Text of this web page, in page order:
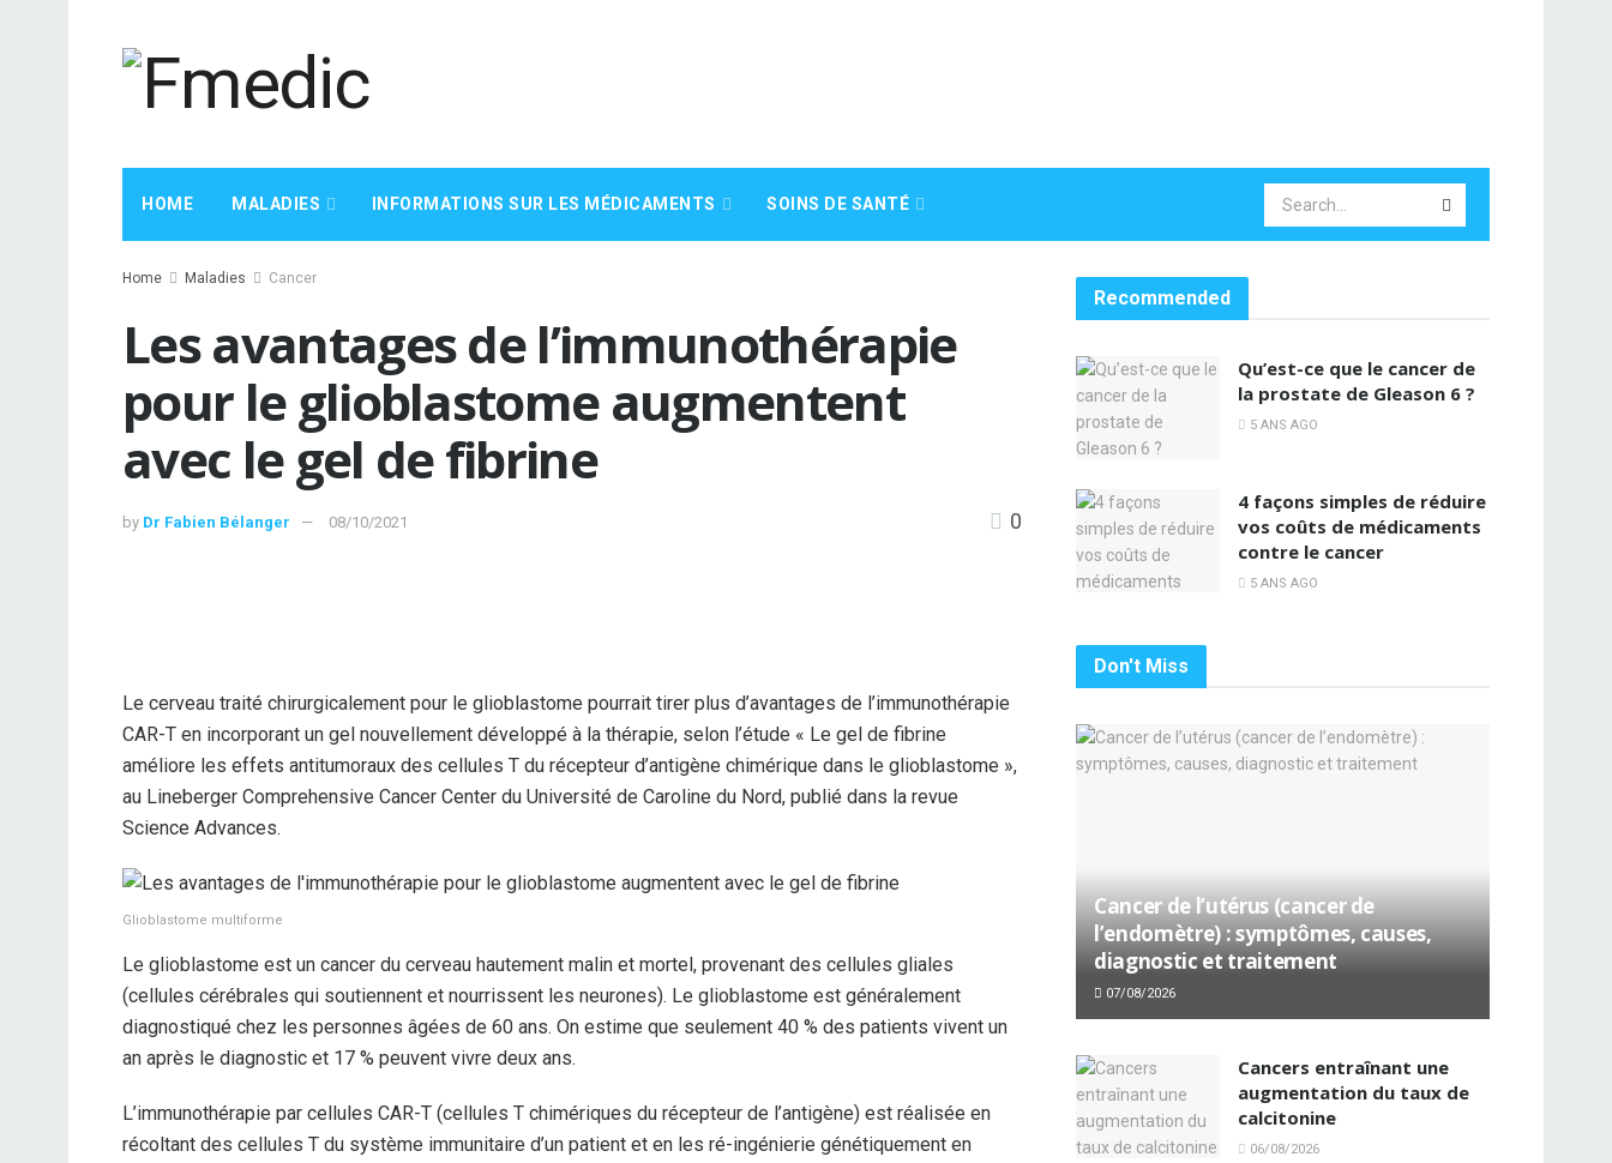
HOME MALADIES INFORMATIONS SUR LES MÉDICAMENTS SOINS DE SANTÉ
Home Maladies Cancer
Les avantages de l’immunothérapie
pour le glioblastome augmentent
avec le gel de fibrine
by Dr Fabien Bélanger 08/10/2021 0
Le cerveau traité chirurgicalement pour le glioblastome pourrait tirer plus d’avantages de l’immunothérapie
CAR-T en incorporant un gel nouvellement développé à la thérapie, selon l’étude « Le gel de fibrine
améliore les effets antitumoraux des cellules T du récepteur d’antigène chimérique dans le glioblastome »,
au Lineberger Comprehensive Cancer Center du Université de Caroline du Nord, publié dans la revue
Science Advances.
Glioblastome multiforme
Le glioblastome est un cancer du cerveau hautement malin et mortel, provenant des cellules gliales
(cellules cérébrales qui soutiennent et nourrissent les neurones). Le glioblastome est généralement
diagnostiqué chez les personnes âgées de 60 ans. On estime que seulement 40 % des patients vivent un
an après le diagnostic et 17 % peuvent vivre deux ans.
L’immunothérapie par cellules CAR-T (cellules T chimériques du récepteur de l’antigène) est réalisée en
récoltant des cellules T du système immunitaire d’un patient et en les ré-ingénierie génétiquement en
Recommended
Qu’est-ce que le cancer de
la prostate de Gleason 6 ?
5 ANS AGO
4 façons simples de réduire
vos coûts de médicaments
contre le cancer
5 ANS AGO
Don't Miss
Cancer de l’utérus (cancer de
l’endomètre) : symptômes, causes,
diagnostic et traitement
07/08/2026
Cancers entraînant une
augmentation du taux de
calcitonine
06/08/2026